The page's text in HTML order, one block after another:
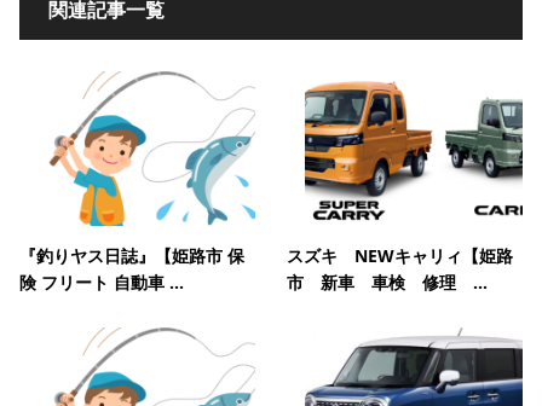
関連記事一覧
『釣りヤス日誌』【姫路市 保
険 フリート 自動車 ...
スズキ NEWキャリィ【姫路
市 新車 車検 修理 ...